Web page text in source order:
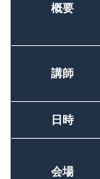
概要
講師
日時
会場